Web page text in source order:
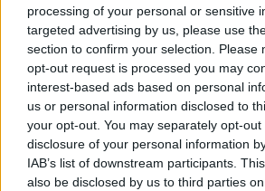
processing of your personal or sensitive
targeted advertising by us, please use
section to confirm your selection. Please
opt-out request is processed you may
interest-based ads based on personal
us or personal information disclosed to
your opt-out. You may separately opt-
disclosure of your personal information
IAB’s list of downstream participants.
also be disclosed by us to third parties